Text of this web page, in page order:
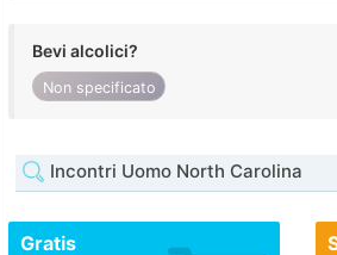
Bevi alcolici?
Non specificato
Incontri Uomo North Carolina
Gratis